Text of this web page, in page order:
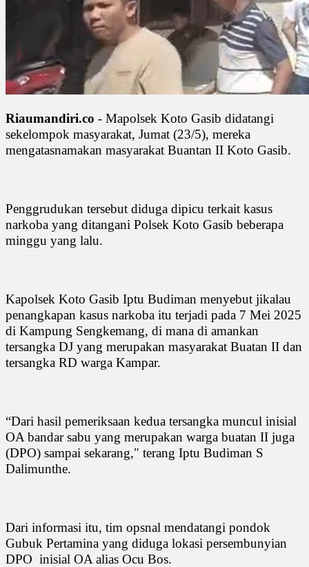
Riaumandiri.co - Mapolsek Koto Gasib didatangi
sekelompok masyarakat, Jumat (23/5), mereka
mengatasnamakan masyarakat Buantan II Koto Gasib.
Penggrudukan tersebut diduga dipicu terkait kasus
narkoba yang ditangani Polsek Koto Gasib beberapa
minggu yang lalu.
Kapolsek Koto Gasib Iptu Budiman menyebut jikalau
penangkapan kasus narkoba itu terjadi pada 7 Mei 2025
di Kampung Sengkemang, di mana di amankan
tersangka DJ yang merupakan masyarakat Buatan II dan
tersangka RD warga Kampar.
“Dari hasil pemeriksaan kedua tersangka muncul inisial
OA bandar sabu yang merupakan warga buatan II juga
(DPO) sampai sekarang," terang Iptu Budiman S
Dalimunthe.
Dari informasi itu, tim opsnal mendatangi pondok
Gubuk Pertamina yang diduga lokasi persembunyian
DPO inisial OA alias Ocu Bos.